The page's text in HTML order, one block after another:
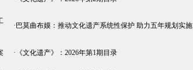
· 巴莫曲布嫫：推动文化遗产系统性保护 助力五年规划实施
· 《文化遗产》：2026年第1期目录